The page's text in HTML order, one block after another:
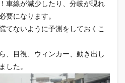
車線が減少したり、分岐が現れ
要になります。
てないように予測をしておくこ
、目視、ウィンカー、動き出し
した。